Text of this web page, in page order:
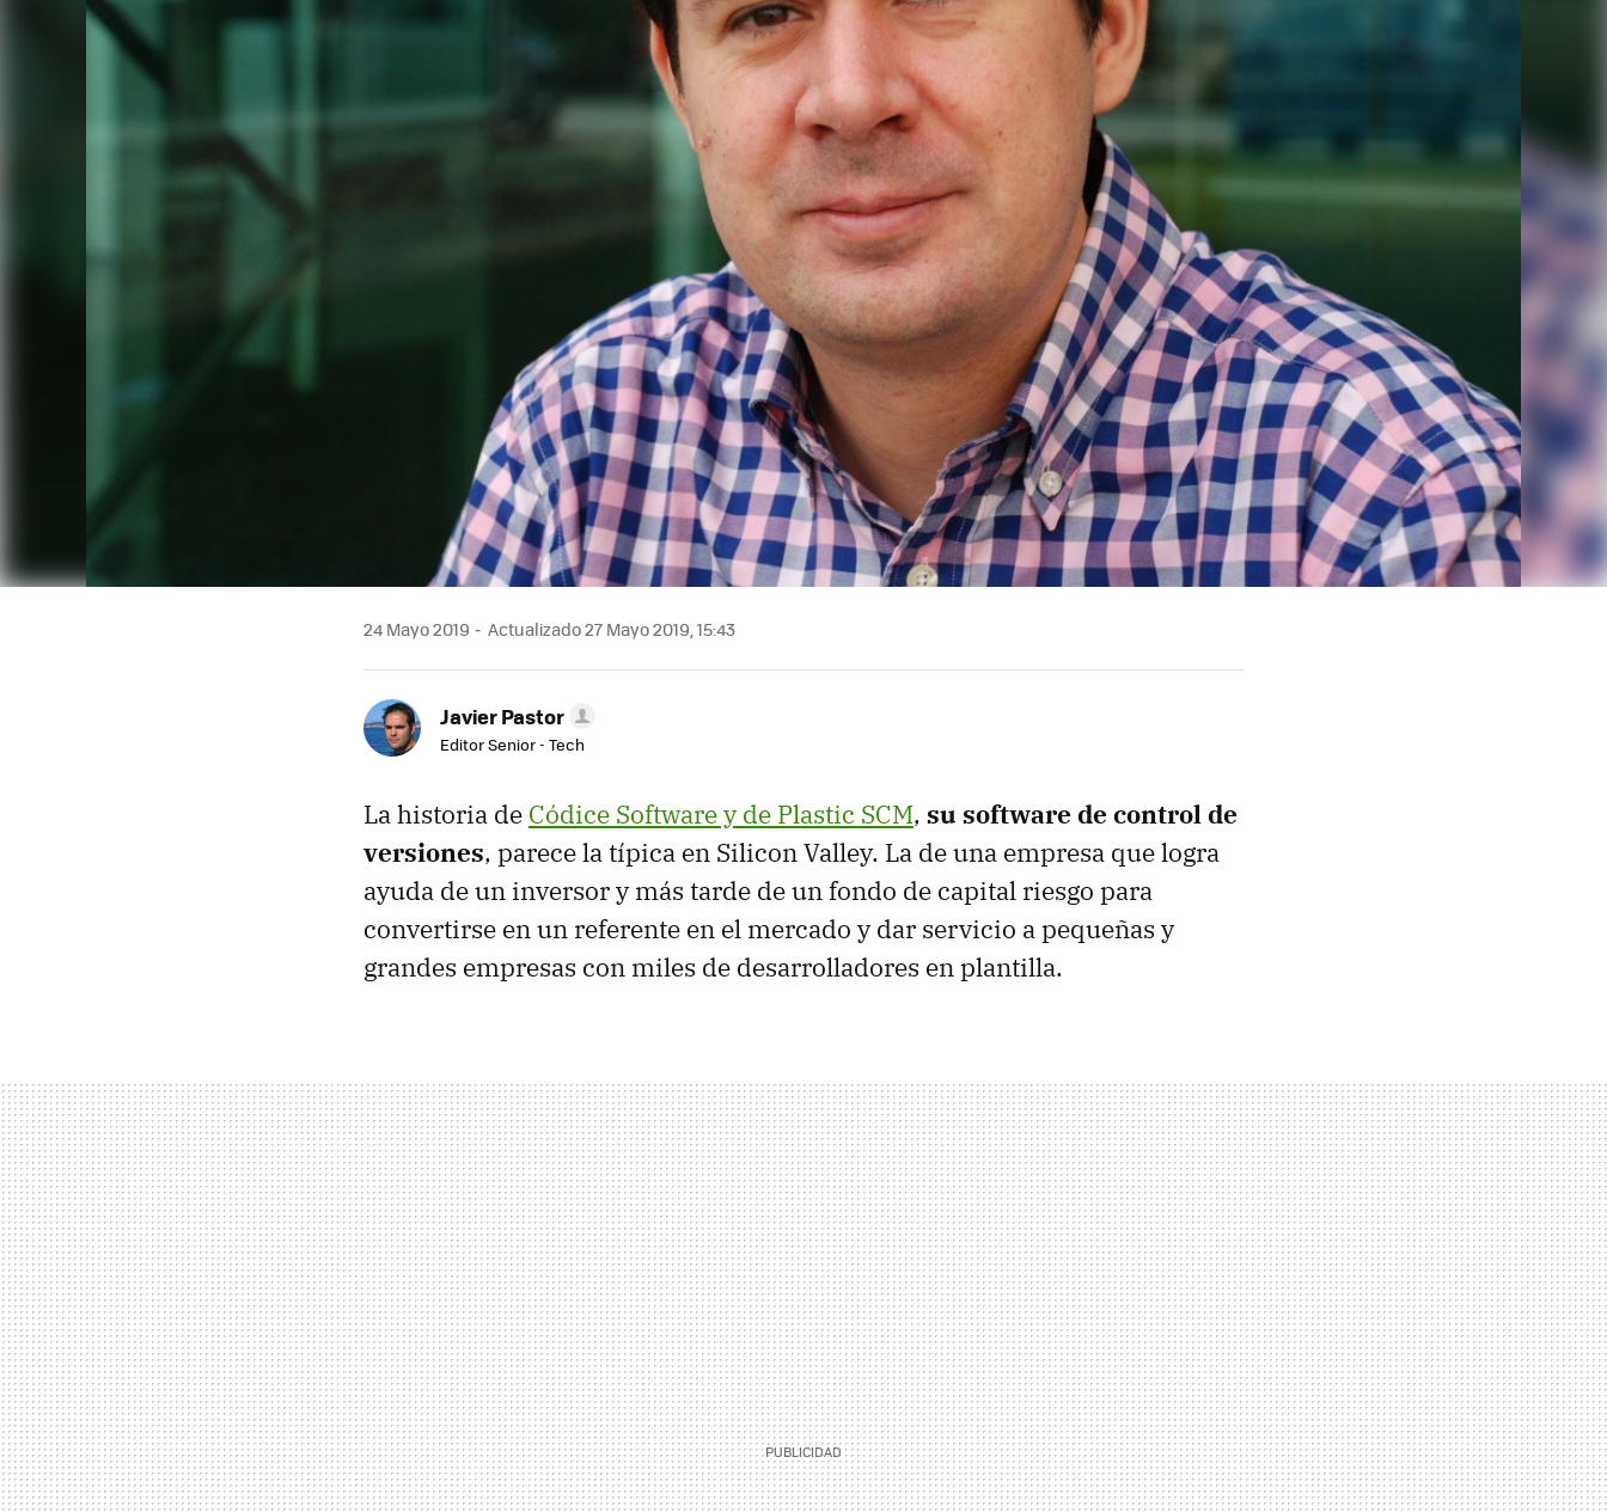
24 Mayo 2019 Actualizado 27 Mayo 2019, 15:43
Javier Pastor
Editor Senior - Tech
La historia de Códice Software y de Plastic SCM, su software de control de
versiones, parece la típica en Silicon Valley. La de una empresa que logra
ayuda de un inversor y más tarde de un fondo de capital riesgo para
convertirse en un referente en el mercado y dar servicio a pequeñas y
grandes empresas con miles de desarrolladores en plantilla.